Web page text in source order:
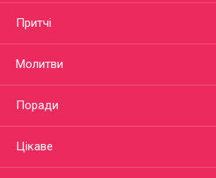
Притчі
Молитви
Поради
Цікаве